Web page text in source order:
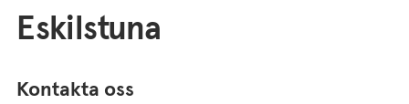
Eskilstuna
Kontakta oss